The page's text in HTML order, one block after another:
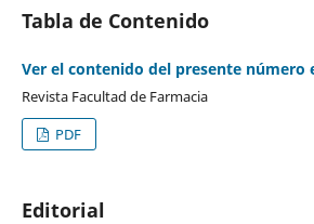
Tabla de Contenido
Ver el contenido del presente número
Revista Facultad de Farmacia
PDF
Editorial